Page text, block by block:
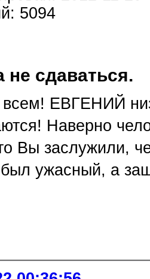
5094
не сдаваться.
ЕВГЕНИЙ
Наверно
Вы заслужили,
ужасный, а